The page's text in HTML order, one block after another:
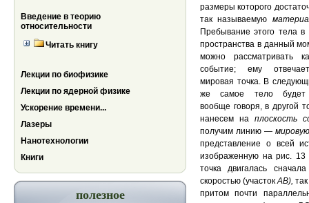
Введение в теорию
относительности
Читать книгу
Лекции по биофизике
Лекции по ядерной физике
Ускорение времени...
Лазеры
Нанотехнологии
Книги
полезное
размеры которого
так называемую
Пребывание этого тела в
пространства в данный
можно рассматривать
событие; ему
мировая точка. В
же самое тело будет
вообще говоря, в другой
нанесем на плоскость
получим линию —
представление о всей
изображенную на рис.
точка двигалась
скоростью (участокАВ),
притом почти